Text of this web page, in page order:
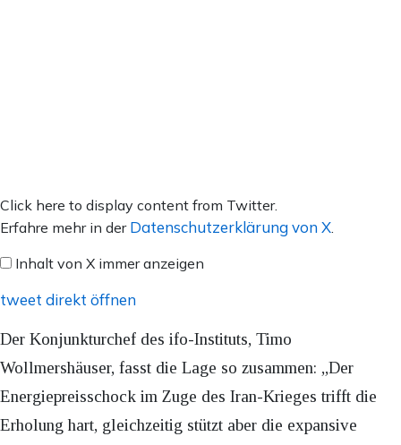
Inhalt
von
anzeigen
Click here to display content from Twitter.
Erfahre mehr in der Datenschutzerklärung von X.
Inhalt von X immer anzeigen
tweet direkt öffnen
Der Konjunkturchef des ifo-Instituts, Timo
Wollmershäuser, fasst die Lage so zusammen: „Der
Energiepreisschock im Zuge des Iran-Krieges trifft die
Erholung hart, gleichzeitig stützt aber die expansive